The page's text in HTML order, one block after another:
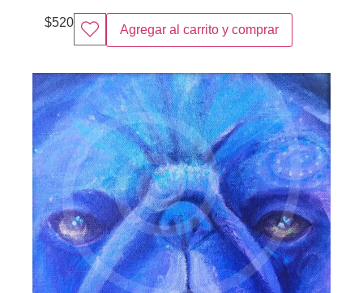
$520
Agregar al carrito y comprar